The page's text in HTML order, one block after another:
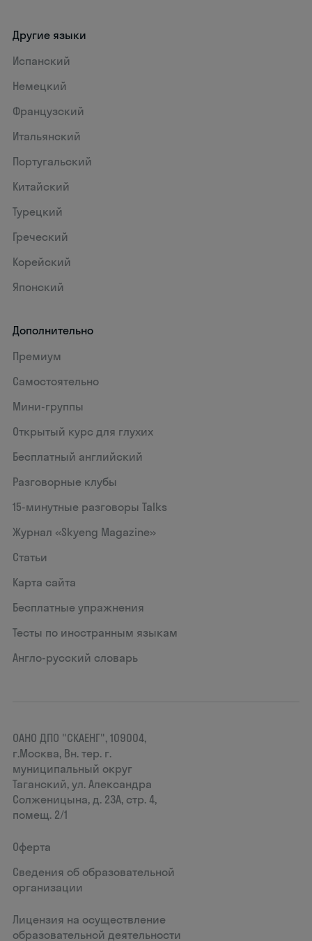
Другие языки
Испанский
Немецкий
Французский
Итальянский
Португальский
Китайский
Турецкий
Греческий
Корейский
Японский
Дополнительно
Премиум
Самостоятельно
Мини-группы
Открытый курс для глухих
Бесплатный английский
Разговорные клубы
15‑минутные разговоры Talks
Журнал «Skyeng Magazine»
Статьи
Карта сайта
Бесплатные упражнения
Тесты по иностранным языкам
Англо-русский словарь
ОАНО ДПО "СКАЕНГ", 109004,
г.Москва, Вн. тер. г.
муниципальный округ
Таганский, ул. Александра
Солженицына, д. 23А, стр. 4,
помещ. 2/1
Оферта
Сведения об образовательной
организации
Лицензия на осуществление
образовательной деятельности